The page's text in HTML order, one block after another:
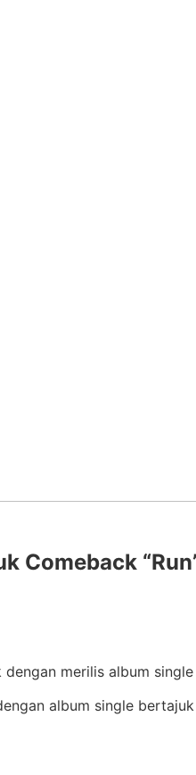
Comeback
merilis album
album single